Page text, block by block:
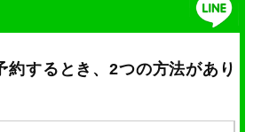
約するとき、2つの方法があり